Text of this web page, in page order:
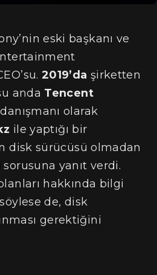
eski başkanı ve
2019’da şirketten
anda Tencent
olarak
ile yaptığı bir
disk sürücüsü olmadan
sorusuna yanıt verdi.
hakkında bilgi
de, disk
gerektiğini